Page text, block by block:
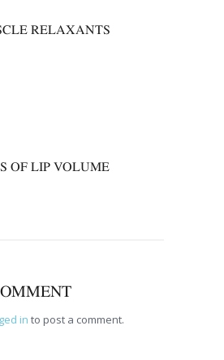
RELAXANTS
OF LIP VOLUME
in to post a comment.